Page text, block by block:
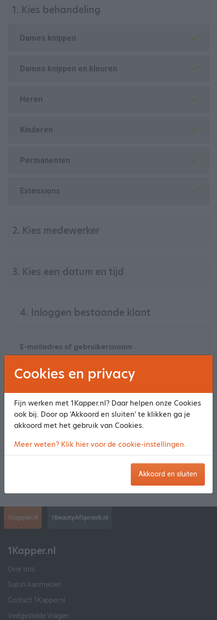
1. Kies behandeling
Dames knippen
Dames knippen en kleuren
Heren
Kinderen
Permanenten
Extensions
2. Kies medewerker
3. Kies een datum en tijd
4. Inloggen bestaande klant
E-mailadres of gebruikersnaam
Wachtwoord
hier om je wachtwoord opnieuw in te stellen
Log in en maak een reservering
1Kapper.nl 1BeautyAfspraak.nl
1Kapper.nl
Over ons
Salon Aanmelden
Contact 1Kapper.nl
Veelgestelde Vragen
Cookies en privacy
Fijn werken met 1Kapper.nl? Daar helpen onze Cookies
ook bij. Door op 'Akkoord en sluiten' te klikken ga je
akkoord met het gebruik van Cookies.
Meer weten? Klik hier voor de cookie-instellingen.
Akkoord en sluiten